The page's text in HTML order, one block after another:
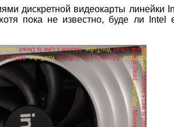
дискретной видеокарты линейки
пока не известно, буде ли Intel